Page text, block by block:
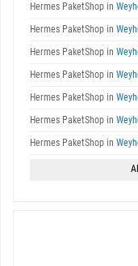
Hermes PaketShop in
Hermes PaketShop in
Hermes PaketShop in
Hermes PaketShop in
Hermes PaketShop in
Hermes PaketShop in
Hermes PaketShop in